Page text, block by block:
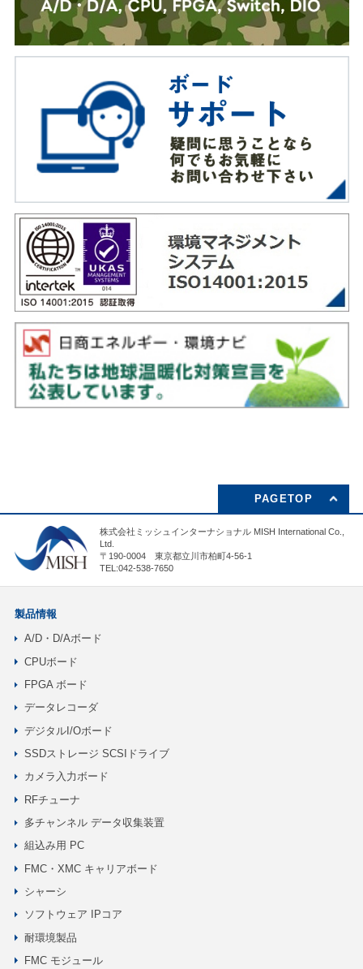
PAGETOP
株式会社ミッシュインターナショナル MISH International Co.,
Ltd.
〒190-0004 東京都立川市柏町4-56-1
TEL:042-538-7650
製品情報
A/D・D/Aボード
CPUボード
FPGA ボード
データレコーダ
デジタルI/Oボード
SSDストレージ SCSIドライブ
カメラ入力ボード
RFチューナ
多チャンネル データ収集装置
組込み用 PC
FMC・XMC キャリアボード
シャーシ
ソフトウェア IPコア
耐環境製品
FMC モジュール